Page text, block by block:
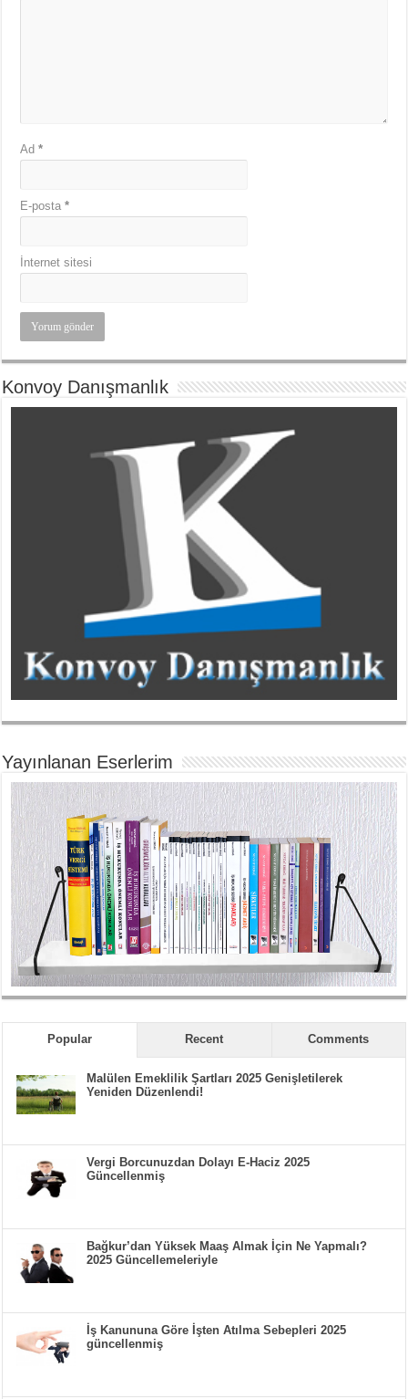
Ad*
E-posta*
İnternet sitesi
Konvoy Danışmanlık
Yayınlanan Eserlerim
Popular Recent Comments
Malülen Emeklilik Şartları 2025 Genişletilerek
Yeniden Düzenlendi!
Vergi Borcunuzdan Dolayı E-Haciz 2025
Güncellenmiş
Bağkur’dan Yüksek Maaş Almak İçin Ne Yapmalı?
2025 Güncellemeleriyle
İş Kanununa Göre İşten Atılma Sebepleri 2025
güncellenmiş